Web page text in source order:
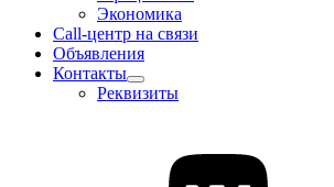
Экономика
Call-центр на связи
Объявления
Контакты
Реквизиты